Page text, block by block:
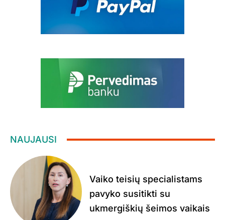
NAUJAUSI
Vaiko teisių specialistams
pavyko susitikti su
ukmergiškių šeimos vaikais